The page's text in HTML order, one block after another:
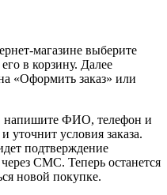
магазине выберите
в корзину. Далее
«Оформить заказ» или
напишите ФИО, телефон и
уточнит условия заказа.
подтверждение
СМС. Теперь останется
новой покупке.